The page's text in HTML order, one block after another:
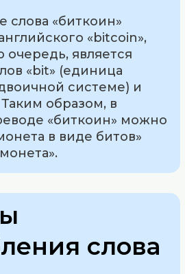
«биткоин»
«bitcoin»,
очередь, является
«bit» (единица
системе) и
образом, в
«биткоин» можно
в виде битов»
слова